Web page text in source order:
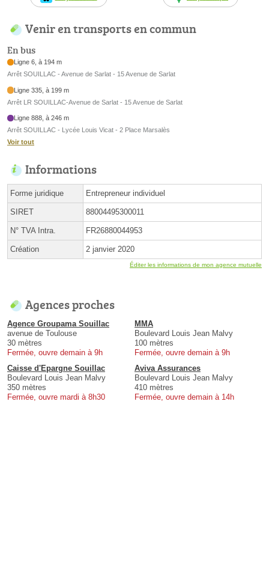
Venir en transports en commun
En bus
Ligne 6, à 194 m
Arrêt SOUILLAC - Avenue de Sarlat - 15 Avenue de Sarlat
Ligne 335, à 199 m
Arrêt LR SOUILLAC-Avenue de Sarlat - 15 Avenue de Sarlat
Ligne 888, à 246 m
Arrêt SOUILLAC - Lycée Louis Vicat - 2 Place Marsalès
Voir tout
Informations
Forme juridique Entrepreneur individuel
SIRET 88004495300011
N° TVA Intra. FR26880044953
Création 2 janvier 2020
Éditer les informations de mon agence mutuelle
Agences proches
Agence Groupama Souillac
avenue de Toulouse
30 mètres
Fermée, ouvre demain à 9h
MMA
Boulevard Louis Jean Malvy
100 mètres
Fermée, ouvre demain à 9h
Caisse d'Epargne Souillac
Boulevard Louis Jean Malvy
350 mètres
Fermée, ouvre mardi à 8h30
Aviva Assurances
Boulevard Louis Jean Malvy
410 mètres
Fermée, ouvre demain à 14h